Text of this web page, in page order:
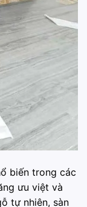
biến trong các
ưu việt và
tự nhiên, sàn